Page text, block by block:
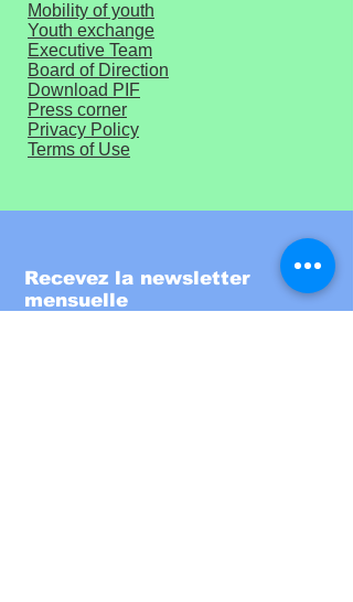
Mobility of youth
Youth exchange
Executive Team
Board of Direction
Download PIF
Press corner
Privacy Policy
Terms of Use
Recevez la newsletter
mensuelle